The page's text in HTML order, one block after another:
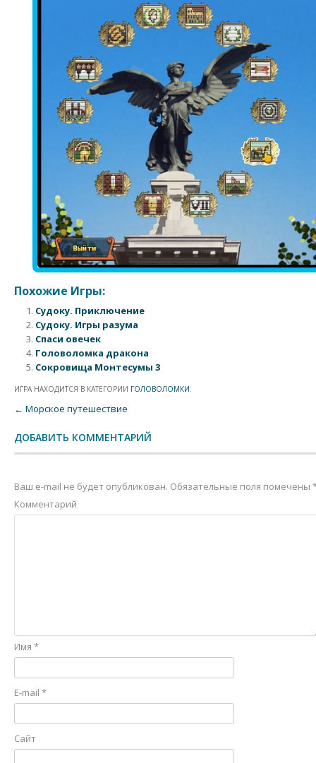
Похожие Игры:
Судоку. Приключение
Судоку. Игры разума
Спаси овечек
Головоломка дракона
Сокровища Монтесумы 3
ИГРА НАХОДИТСЯ В КАТЕГОРИИ ГОЛОВОЛОМКИ.
Post navigation
← Морское путешествие
ДОБАВИТЬ КОММЕНТАРИЙ
Ваш e-mail не будет опубликован. Обязательные поля помечены
Комментарий
Имя *
E-mail *
Сайт